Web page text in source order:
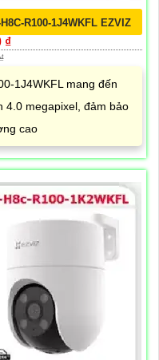
R100-1J4WKFL EZVIZ
₫
1J4WKFL mang đến
4.0 megapixel, đảm bảo
cao